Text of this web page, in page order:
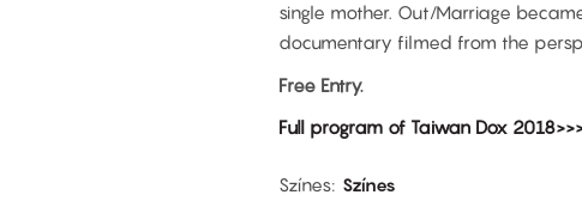
single mother. Out/Marriage
documentary filmed from the
Free Entry.
Full program of Taiwan Dox
Színes Színes